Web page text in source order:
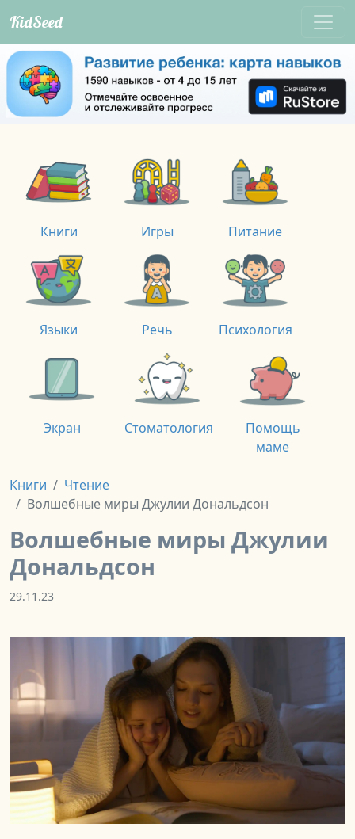
KidSeed
Книги Игры Питание
Языки Речь Психология
Экран Стоматология
Помощь
маме
Книги
Чтение
Волшебные миры Джулии Дональдсон
Волшебные миры Джулии
Дональдсон
29.11.23